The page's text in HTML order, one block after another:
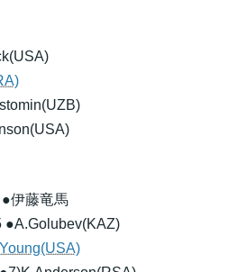
伊藤竜馬
●A.Golubev(KAZ)